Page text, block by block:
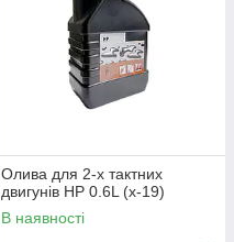
Олива для 2-х тактних
двигунів HP 0.6L (х-19)
В наявності